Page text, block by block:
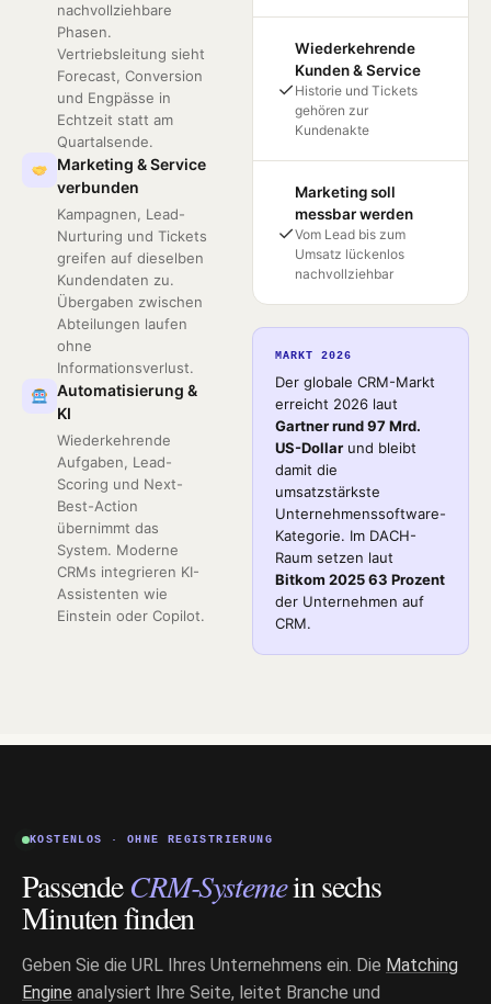
nachvollziehbare
Phasen.
Vertriebsleitung sieht
Forecast, Conversion
und Engpässe in
Echtzeit statt am
Quartalsende.
Marketing & Service
verbunden
Kampagnen, Lead-
Nurturing und Tickets
greifen auf dieselben
Kundendaten zu.
Übergaben zwischen
Abteilungen laufen
ohne
Informationsverlust.
Automatisierung &
KI
Wiederkehrende
Aufgaben, Lead-
Scoring und Next-
Best-Action
übernimmt das
System. Moderne
CRMs integrieren KI-
Assistenten wie
Einstein oder Copilot.
✓
Wiederkehrende
Kunden & Service
Historie und Tickets
gehören zur
Kundenakte
✓
Marketing soll
messbar werden
Vom Lead bis zum
Umsatz lückenlos
nachvollziehbar
MARKT 2026
Der globale CRM-Markt
erreicht 2026 laut
Gartner rund 97 Mrd.
US-Dollar und bleibt
damit die
umsatzstärkste
Unternehmenssoftware-
Kategorie. Im DACH-
Raum setzen laut
Bitkom 2025 63 Prozent
der Unternehmen auf
CRM.
KOSTENLOS · OHNE REGISTRIERUNG
PassendeCRM-Systemein sechs
Minuten finden
Geben Sie die URL Ihres Unternehmens ein. Die Matching
Engine analysiert Ihre Seite, leitet Branche und